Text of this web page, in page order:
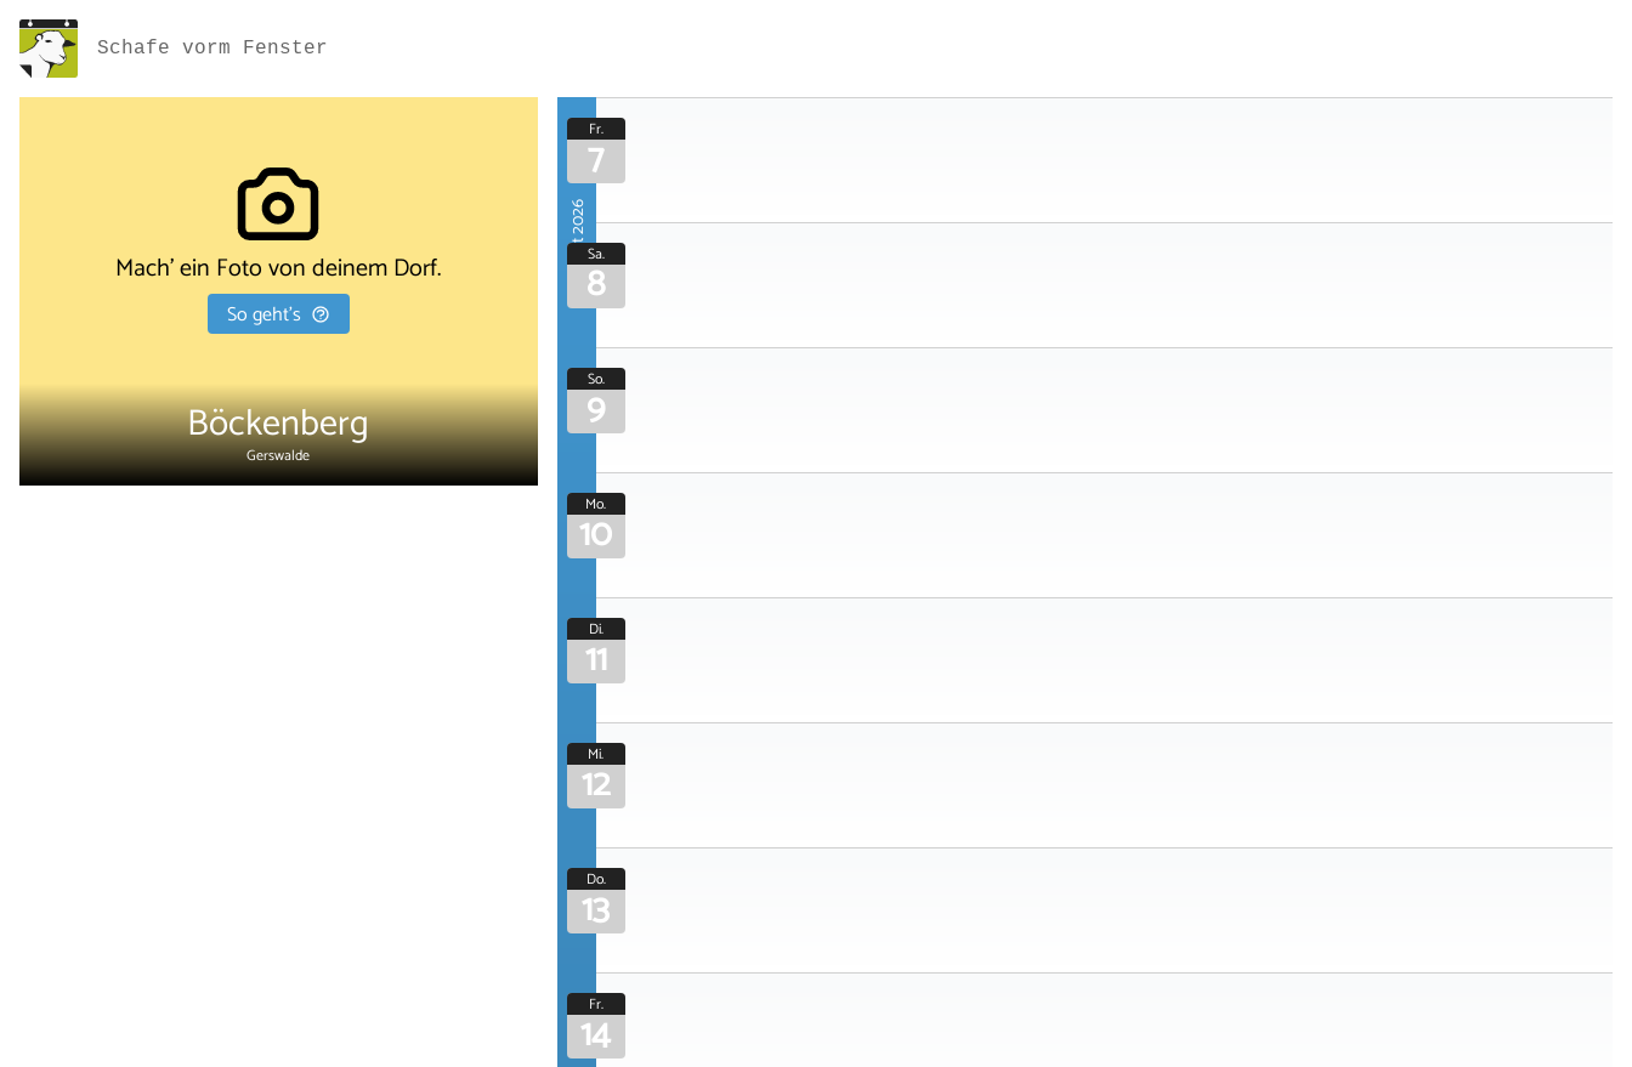
Schafe vorm Fenster
Mach' ein Foto von deinem Dorf.
So geht's
Böckenberg
Gerswalde
August 2026
Fr.
7
Sa.
8
So.
9
Mo.
10
Di.
11
Mi.
12
Do.
13
Fr.
14